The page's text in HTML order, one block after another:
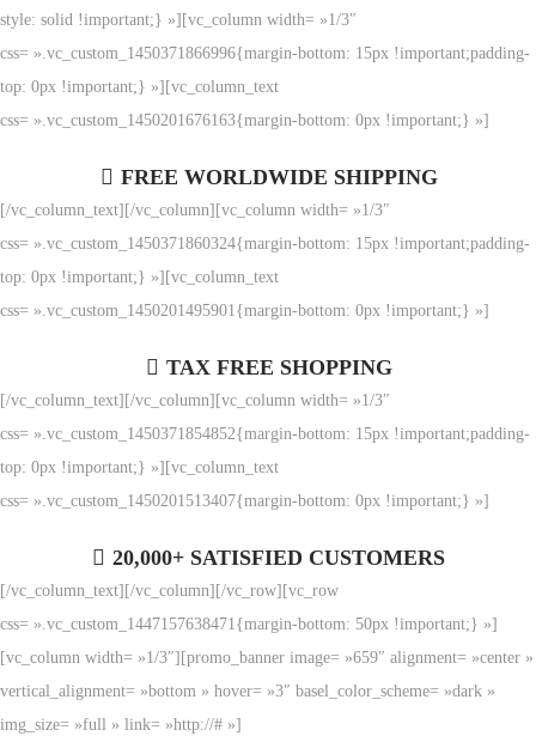
style: solid !important;} »][vc_column width= »1/3″
css= ».vc_custom_1450371866996{margin-bottom: 15px !important;padding-
top: 0px !important;} »][vc_column_text
css= ».vc_custom_1450201676163{margin-bottom: 0px !important;} »]
FREE WORLDWIDE SHIPPING
[/vc_column_text][/vc_column][vc_column width= »1/3″
css= ».vc_custom_1450371860324{margin-bottom: 15px !important;padding-
top: 0px !important;} »][vc_column_text
css= ».vc_custom_1450201495901{margin-bottom: 0px !important;} »]
TAX FREE SHOPPING
[/vc_column_text][/vc_column][vc_column width= »1/3″
css= ».vc_custom_1450371854852{margin-bottom: 15px !important;padding-
top: 0px !important;} »][vc_column_text
css= ».vc_custom_1450201513407{margin-bottom: 0px !important;} »]
20,000+ SATISFIED CUSTOMERS
[/vc_column_text][/vc_column][/vc_row][vc_row
css= ».vc_custom_1447157638471{margin-bottom: 50px !important;} »]
[vc_column width= »1/3″][promo_banner image= »659″ alignment= »center »
vertical_alignment= »bottom » hover= »3″ basel_color_scheme= »dark »
img_size= »full » link= »http://# »]